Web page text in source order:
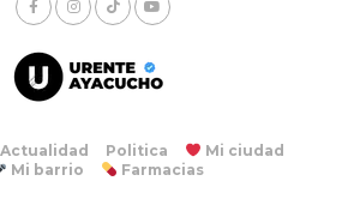
Actualidad Politica
Mi ciudad
Mi barrio
Farmacias